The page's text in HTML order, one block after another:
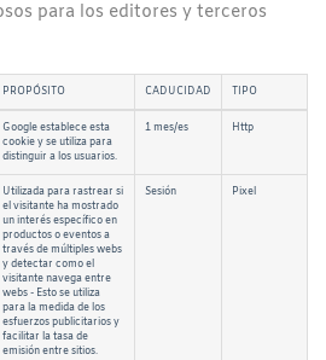
para los editores y terceros
PROPÓSITO CADUCIDAD TIPO
Google establece esta
cookie y se utiliza para
distinguir a los usuarios.
1 mes/es Http
Utilizada para rastrear si
el visitante ha mostrado
un interés específico en
productos o eventos a
través de múltiples webs
y detectar como el
visitante navega entre
webs - Esto se utiliza
para la medida de los
esfuerzos publicitarios y
facilitar la tasa de
emisión entre sitios.
Sesión Pixel